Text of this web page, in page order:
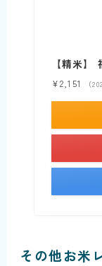
【精米
¥2,151 （
その他お米